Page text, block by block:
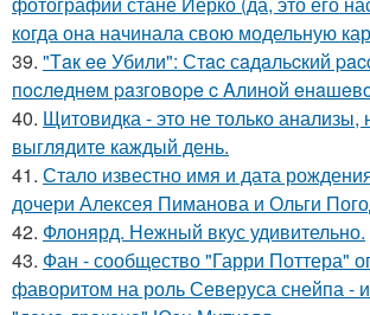
когда она начинала свою модельную
39. "Тaк ee Убили": Стac сaдaльcкий
пocлeднeм paзгoвope c Aлинoй
40. Щитовидка - это не только анализы,
выглядите каждый день.
41. Стало известно имя и дата
дочери Алексея Пиманова и Ольги
42. Флонярд. Нежный вкус удивительно.
43. Фан - сообщество "Гарри Поттера"
фаворитом на роль Северуса снейпа -